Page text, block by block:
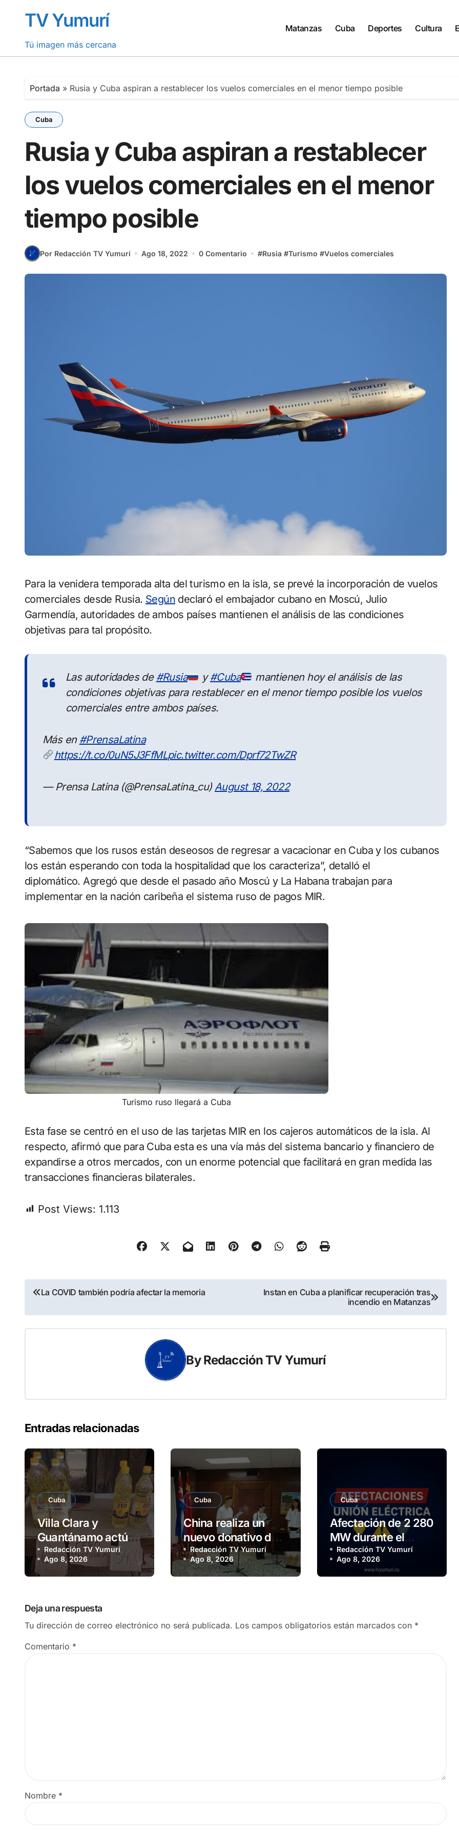
contenidoTV Yumurí
Tú imagen más cercana
Matanzas Cuba Deportes Cultura
Portada » Rusia y Cuba aspiran a restablecer los vuelos comerciales en el menor tiempo posible
Cuba
Rusia y Cuba aspiran a restablecer
los vuelos comerciales en el menor
tiempo posible
Por Redacción TV Yumurí Ago 18, 2022 0 Comentario #Rusia #Turismo #Vuelos comerciales
Para la venidera temporada alta del turismo en la isla, se prevé la incorporación de vuelos
comerciales desde Rusia. Según declaró el embajador cubano en Moscú, Julio
Garmendía, autoridades de ambos países mantienen el análisis de las condiciones
objetivas para tal propósito.
Las autoridades de #Rusia y#Cuba
mantienen hoy el análisis de las
condiciones objetivas para restablecer en el menor tiempo posible los vuelos
comerciales entre ambos países.
Más en #PrensaLatina
https://t.co/0uN5J3FfMLpic.twitter.com/Dprf72TwZR
— Prensa Latina (@PrensaLatina_cu) August 18, 2022
“Sabemos que los rusos están deseosos de regresar a vacacionar en Cuba y los cubanos
los están esperando con toda la hospitalidad que los caracteriza”, detalló el
diplomático. Agregó que desde el pasado año Moscú y La Habana trabajan para
implementar en la nación caribeña el sistema ruso de pagos MIR.
Turismo ruso llegará a Cuba
Esta fase se centró en el uso de las tarjetas MIR en los cajeros automáticos de la isla. Al
respecto, afirmó que para Cuba esta es una vía más del sistema bancario y financiero de
expandirse a otros mercados, con un enorme potencial que facilitará en gran medida las
transacciones financieras bilaterales.
Post Views: 1.113
Navegación
de
entradas
La COVID también podría afectar la memoria
Instan en Cuba a planificar recuperación tras
incendio en Matanzas
ByRedacción TV Yumurí
Entradas relacionadas
Cuba
Villa Clara y
Guantánamo actúan
ante precios
abusivos
Redacción TV Yumurí
Ago 8, 2026
Cuba
China realiza un
nuevo donativo de 5
000 sistemas
fotovoltaicos
Redacción TV Yumurí
Ago 8, 2026
Cuba
Afectación de 2 280
MW durante el
horario pico de este
sábado
Redacción TV Yumurí
Ago 8, 2026
Deja una respuesta
Tu dirección de correo electrónico no será publicada. Los campos obligatorios están marcados con *
Comentario *
Nombre *